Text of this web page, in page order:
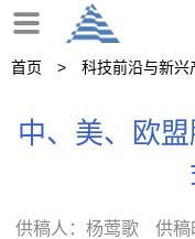
首页 科技前沿与新兴
中、美、欧
供稿人：杨莺歌 供稿